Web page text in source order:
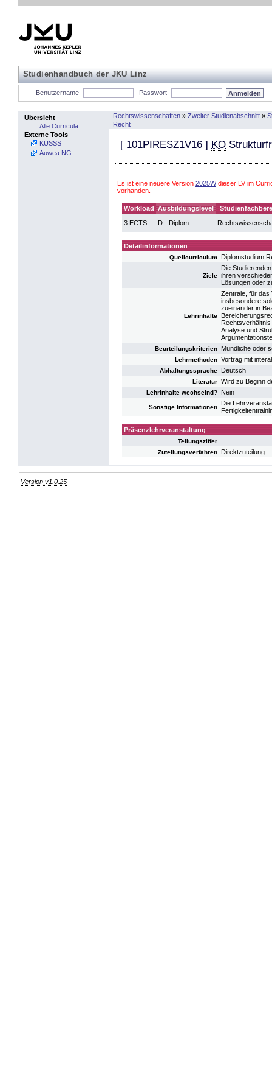
Studienhandbuch der JKU Linz
Benutzername Passwort
Übersicht
Alle Curricula
Externe Tools
KUSSS
Auwea NG
Rechtswissenschaften » Zweiter Studienabschnitt »
Recht
[ 101PIRESZ1V16 ] KO
Es ist eine neuere Version 2025Wdieser LV im
vorhanden.
Workload Ausbildungslevel
3 ECTS
D - Diplom
Detailinformationen
Quellcurriculum Diplomstudium
Ziele
Die
ihren
Lösungen oder
Lehrinhalte
Zentrale, für das
insbesondere
zueinander in
Analyse und
Beurteilungskriterien Mündliche oder
Lehrmethoden Vortrag mit
Abhaltungssprache Deutsch
Literatur Wird zu Beginn
Lehrinhalte wechselnd? Nein
Sonstige Informationen
Die
Präsenzlehrveranstaltung
Teilungsziffer -
Zuteilungsverfahren Direktzuteilung
Version v1.0.25